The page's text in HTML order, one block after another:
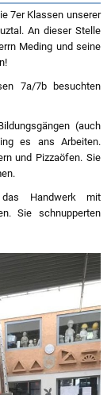
7er Klassen unserer
An dieser Stelle
Meding und seine
7a/7b besuchten
(auch
es ans Arbeiten.
und Pizzaöfen. Sie
Handwerk mit
Sie schnupperten